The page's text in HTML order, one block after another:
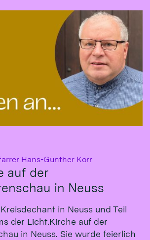
Hans-Günther Korr:
auf der
in Neuss
in Neuss und Teil
der Licht.Kirche auf der
in Neuss. Sie wurde feierlich